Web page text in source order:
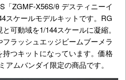
「ZGMF-X56S/θ デスティニーイ
スケールモデルキットです。RG
可動域を1/144スケールに凝縮。
ラッシュエッジビームブーメラ
つキットになっています。価格
アムバンダイ限定の商品です。